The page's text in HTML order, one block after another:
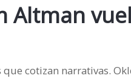
Altman
cotizan narrativas.